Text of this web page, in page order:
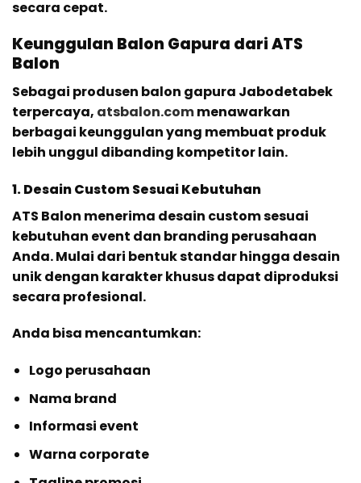
secara cepat.
Keunggulan Balon Gapura dari ATS
Balon
Sebagai produsen balon gapura Jabodetabek
terpercaya, atsbalon.commenawarkan
berbagai keunggulan yang membuat produk
lebih unggul dibanding kompetitor lain.
1. Desain Custom Sesuai Kebutuhan
ATS Balon menerima desain custom sesuai
kebutuhan event dan branding perusahaan
Anda. Mulai dari bentuk standar hingga desain
unik dengan karakter khusus dapat diproduksi
secara profesional.
Anda bisa mencantumkan:
Logo perusahaan
Nama brand
Informasi event
Warna corporate